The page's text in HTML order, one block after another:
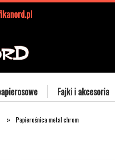
Fajki i akcesoria
» Papierośnica metal chrom